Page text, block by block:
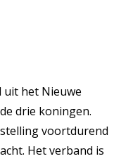
uit het Nieuwe
drie koningen.
voortdurend
Het verband is